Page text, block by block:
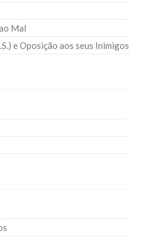
Mal
e Oposição aos seus Inimigos